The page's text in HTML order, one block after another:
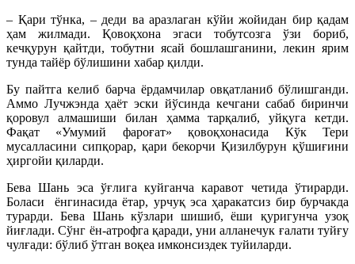
– Қари тўнка, – деди ва аразлаган кўйи жойидан бир қадам
ҳам жилмади. Қовоқхона эгаси тобутсозга ўзи бориб,
кечқурун қайтди, тобутни ясай бошлашганини, лекин ярим
тунда тайёр бўлишини хабар қилди.
Бу пайтга келиб барча ёрдамчилар овқатланиб бўлишганди.
Аммо Лучжэнда ҳаёт эски йўсинда кечгани сабаб биринчи
қоровул алмашиши билан ҳамма тарқалиб, уйқуга кетди.
Фақат «Умумий фароғат» қовоқхонасида Кўк Тери
мусалласини сипқорар, қари бекорчи Қизилбурун қўшиғини
ҳиргойи қиларди.
Бева Шань эса ўғлига куйганча каравот четида ўтирарди.
Боласи ёнгинасида ётар, урчуқ эса ҳаракатсиз бир бурчакда
турарди. Бева Шань кўзлари шишиб, ёши қуригунча узоқ
йиғлади. Сўнг ён-атрофга қаради, уни алланечук ғалати туйғу
чулғади: бўлиб ўтган воқеа имконсиздек туйиларди.